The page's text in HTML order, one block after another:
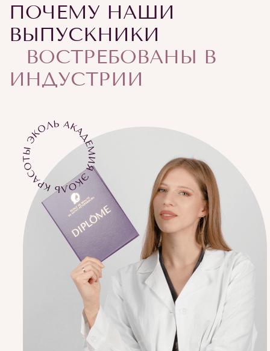
ПОЧЕМУ НАШИ
ВЫПУСКНИКИ
ВОСТРЕБОВАНЫ В
ИНДУСТРИИ